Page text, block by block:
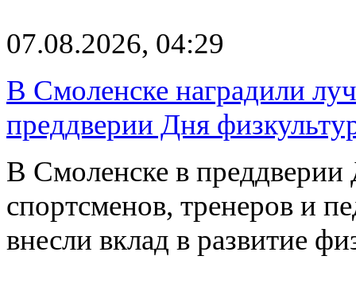
07.08.2026, 04:29
В Смоленске наградили
преддверии Дня
В Смоленске в преддверии
спортсменов, тренеров и
внесли вклад в развитие